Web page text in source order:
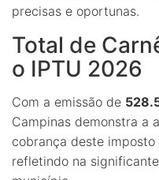
precisas e oportunas.
Total de
o IPTU 2026
Com a emissão de
Campinas demonstra a
cobrança deste
refletindo na